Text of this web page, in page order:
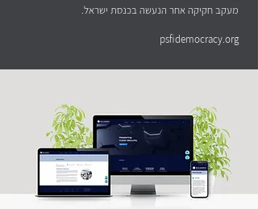
מעקב חקיקה אחר הנעשה בכנסת ישראל.
psfidemocracy.org